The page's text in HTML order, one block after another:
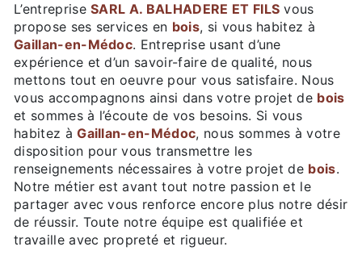
L’entrepriseSARL A. BALHADERE ET FILS vous
propose ses services en bois, si vous habitez à
Gaillan-en-Médoc. Entreprise usant d’une
expérience et d’un savoir-faire de qualité, nous
mettons tout en oeuvre pour vous satisfaire. Nous
vous accompagnons ainsi dans votre projet de bois
et sommes à l’écoute de vos besoins. Si vous
habitez àGaillan-en-Médoc, nous sommes à votre
disposition pour vous transmettre les
renseignements nécessaires à votre projet de bois.
Notre métier est avant tout notre passion et le
partager avec vous renforce encore plus notre désir
de réussir. Toute notre équipe est qualifiée et
travaille avec propreté et rigueur.